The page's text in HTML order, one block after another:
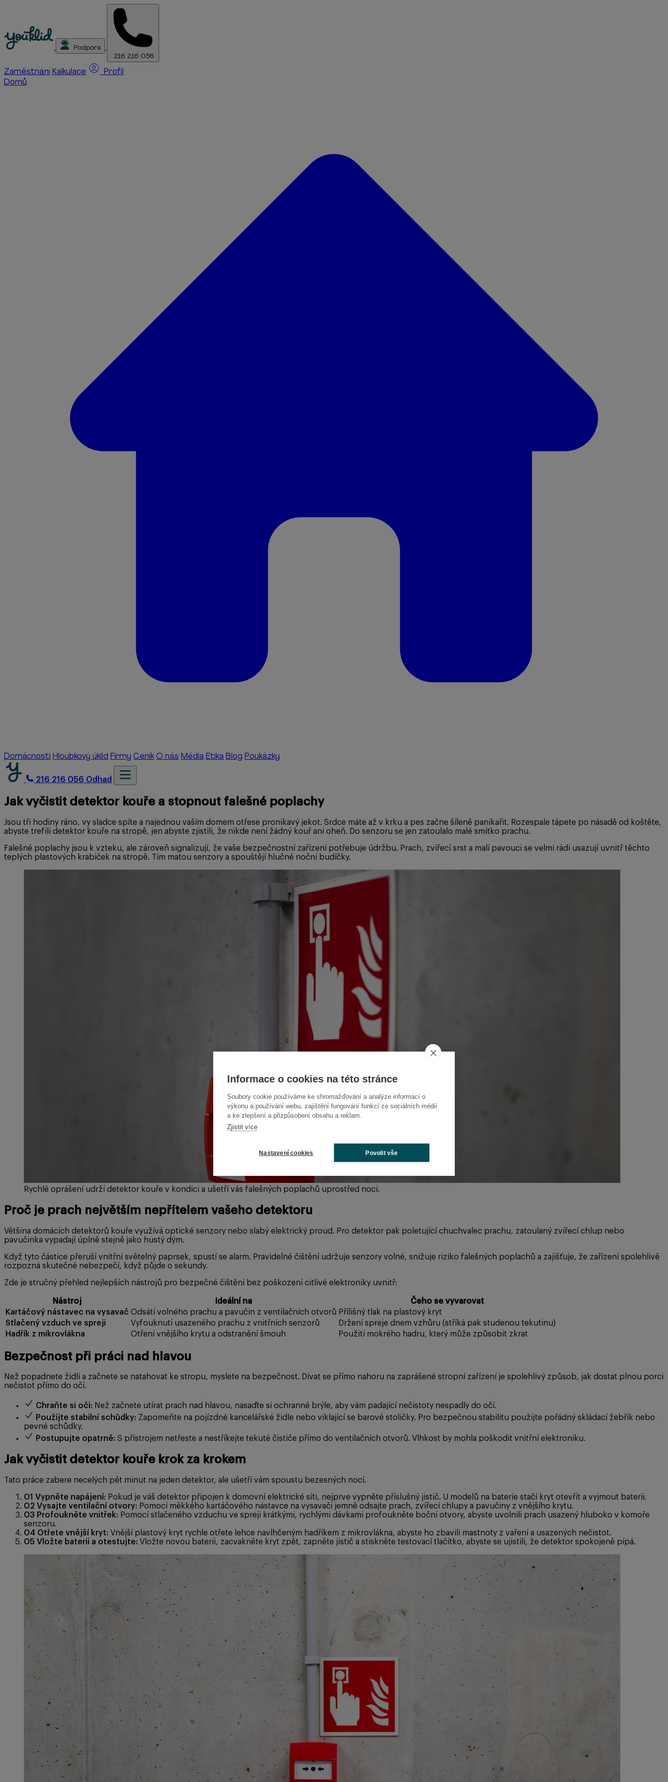
Informace o cookies na této stránce
Soubory cookie používáme ke shromažďování a analýze informací o
výkonu a používání webu, zajištění fungování funkcí ze sociálních médií
a ke zlepšení a přizpůsobení obsahu a reklam.
Zjistit více
Nastavení cookies Povolit vše
Podpora
216 216 056
Zaměstnání Kalkulace
Profil
Domů
Domácnosti Hloubkový úklid Firmy Ceník O nás Média Etika Blog Poukázky
216 216 056 Odhad
Jak vyčistit detektor kouře a stopnout falešné poplachy
Jsou tři hodiny ráno, vy sladce spíte a najednou vaším domem otřese pronikavý jekot. Srdce máte až v krku a pes začne šíleně panikařit. Rozespale tápete po násadě od koštěte,
abyste trefili detektor kouře na stropě, jen abyste zjistili, že nikde není žádný kouř ani oheň. Do senzoru se jen zatoulalo malé smítko prachu.
Falešné poplachy jsou k vzteku, ale zároveň signalizují, že vaše bezpečnostní zařízení potřebuje údržbu. Prach, zvířecí srst a malí pavouci se velmi rádi usazují uvnitř těchto
teplých plastových krabiček na stropě. Tím matou senzory a spouštějí hlučné noční budíčky.
Rychlé oprášení udrží detektor kouře v kondici a ušetří vás falešných poplachů uprostřed noci.
Proč je prach největším nepřítelem vašeho detektoru
Většina domácích detektorů kouře využívá optické senzory nebo slabý elektrický proud. Pro detektor pak poletující chuchvalec prachu, zatoulaný zvířecí chlup nebo
pavučinka vypadají úplně stejně jako hustý dým.
Když tyto částice přeruší vnitřní světelný paprsek, spustí se alarm. Pravidelné čištění udržuje senzory volné, snižuje riziko falešných poplachů a zajišťuje, že zařízení spolehlivě
rozpozná skutečné nebezpečí, když půjde o sekundy.
Zde je stručný přehled nejlepších nástrojů pro bezpečné čištění bez poškození citlivé elektroniky uvnitř:
Nástroj Ideální na
Čeho se vyvarovat
Kartáčový nástavec na vysavač Odsátí volného prachu a pavučin z ventilačních otvorů Přílišný tlak na plastový kryt
Stlačený vzduch ve spreji
Vyfouknutí usazeného prachu z vnitřních senzorů
Držení spreje dnem vzhůru (stříká pak studenou tekutinu)
Hadřík z mikrovlákna
Otření vnějšího krytu a odstranění šmouh Použití mokrého hadru, který může způsobit zkrat
Bezpečnost při práci nad hlavou
Než popadnete židli a začnete se natahovat ke stropu, myslete na bezpečnost. Dívat se přímo nahoru na zaprášené stropní zařízení je spolehlivý způsob, jak dostat plnou porci
nečistot přímo do očí.
Chraňte si oči: Než začnete utírat prach nad hlavou, nasaďte si ochranné brýle, aby vám padající nečistoty nespadly do očí.
Použijte stabilní schůdky: Zapomeňte na pojízdné kancelářské židle nebo viklající se barové stoličky. Pro bezpečnou stabilitu použijte pořádný skládací žebřík nebo
pevné schůdky.
Postupujte opatrně: S přístrojem netřeste a nestříkejte tekuté čističe přímo do ventilačních otvorů. Vlhkost by mohla poškodit vnitřní elektroniku.
Jak vyčistit detektor kouře krok za krokem
Tato práce zabere necelých pět minut na jeden detektor, ale ušetří vám spoustu bezesných nocí.
01 Vypněte napájení: Pokud je váš detektor připojen k domovní elektrické síti, nejprve vypněte příslušný jistič. U modelů na baterie stačí kryt otevřít a vyjmout baterii.
02 Vysajte ventilační otvory: Pomocí měkkého kartáčového nástavce na vysavači jemně odsajte prach, zvířecí chlupy a pavučiny z vnějšího krytu.
03 Profoukněte vnitřek: Pomocí stlačeného vzduchu ve spreji krátkými, rychlými dávkami profoukněte boční otvory, abyste uvolnili prach usazený hluboko v komoře
senzoru.
04 Otřete vnější kryt: Vnější plastový kryt rychle otřete lehce navlhčeným hadříkem z mikrovlákna, abyste ho zbavili mastnoty z vaření a usazených nečistot.
05 Vložte baterii a otestujte: Vložte novou baterii, zacvakněte kryt zpět, zapněte jistič a stiskněte testovací tlačítko, abyste se ujistili, že detektor spokojeně pípá.